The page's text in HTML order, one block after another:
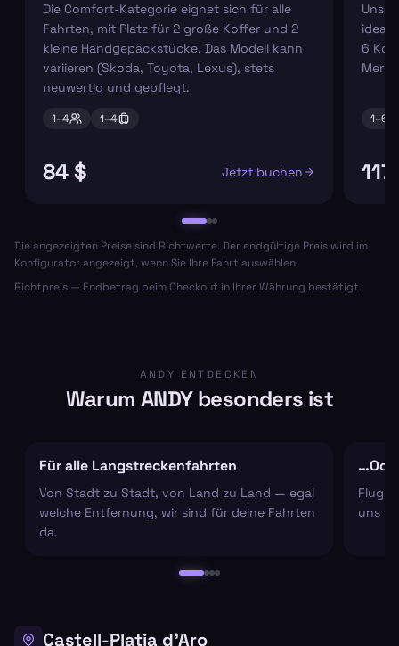
Die Comfort-Kategorie eignet sich für alle
Fahrten, mit Platz für 2 große Koffer und 2
kleine Handgepäckstücke. Das Modell kann
variieren (Skoda, Toyota, Lexus), stets
neuwertig und gepflegt.
1–4 1–4
84 $ Jetzt buchen
ideal
6
1–6
Die angezeigten Preise sind Richtwerte. Der endgültige Preis wird im
Konfigurator angezeigt, wenn Sie Ihre Fahrt auswählen.
Richtpreis — Endbetrag beim Checkout in Ihrer Währung bestätigt.
ANDY ENTDECKEN
Warum ANDY besonders ist
Für alle Langstreckenfahrten
Von Stadt zu Stadt, von Land zu Land — egal
welche Entfernung, wir sind für deine Fahrten
da.
uns
Castell-Platja d'Aro